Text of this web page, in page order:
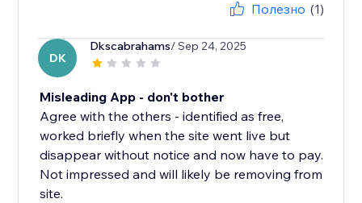
Полезно (1)
DK
Dkscabrahams/ Sep 24, 2025
Misleading App - don't bother
Agree with the others - identified as free,
worked briefly when the site went live but
disappear without notice and now have to pay.
Not impressed and will likely be removing from
site.